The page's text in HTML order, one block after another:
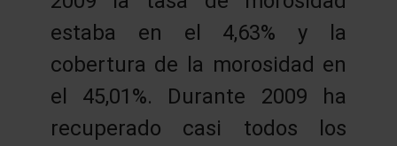
estaba en el 4,63% y la
cobertura de la morosidad en
el 45,01%. Durante 2009 ha
recuperado casi todos los